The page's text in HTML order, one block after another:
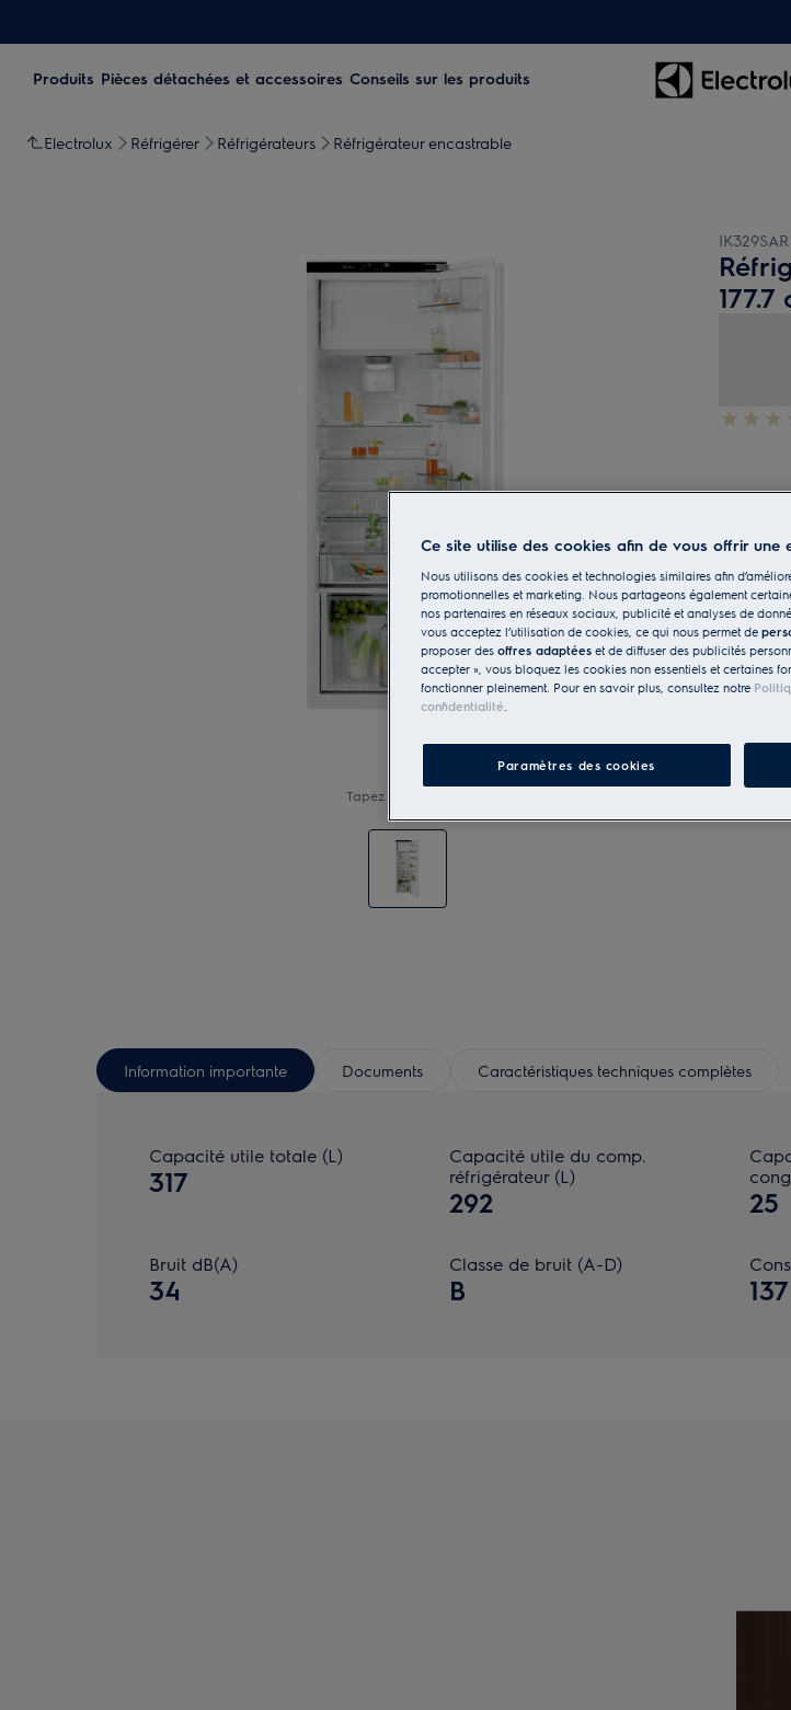
Produits Pièces détachées et accessoires Conseils sur les produits
Electrolux Réfrigérer Réfrigérateurs Réfrigérateur encastrable
Tapez pour zoomer
IK329SAR
177.7
Information importante Documents Caractéristiques techniques complètes
Capacité utile totale (L)
317
Capacité utile du comp.
réfrigérateur (L)
292 25
Bruit dB(A)
34
Classe de bruit (A-D)
B 137
Ce site utilise des cookies afin de vous offrir une
Nous utilisons des cookies et technologies similaires afin
promotionnelles et marketing. Nous partageons également
nos partenaires en réseaux sociaux, publicité et analyses de
vous acceptez l’utilisation de cookies, ce qui nous permet de
proposer des offres adaptées et de diffuser des publicités
accepter », vous bloquez les cookies non essentiels et certaines
fonctionner pleinement. Pour en savoir plus, consultez notre
confidentialité.
Paramètres des cookies